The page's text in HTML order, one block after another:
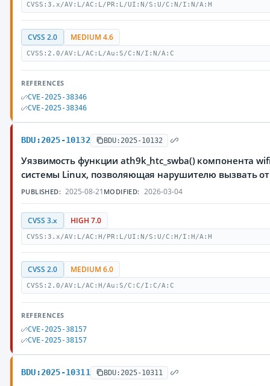
CVSS:3.x/AV:L/AC:L/PR:L/UI:N/S:U/C:N/I:N/A:H
CVSS 2.0 MEDIUM 4.6
CVSS:2.0/AV:L/AC:L/Au:S/C:N/I:N/A:C
REFERENCES
CVE-2025-38346
CVE-2025-38346
BDU:2025-10132 BDU:2025-10132
Уязвимость функции ath9k_htc_swba() компонента
системы Linux, позволяющая нарушителю вызвать
PUBLISHED: 2025-08-21 MODIFIED: 2026-03-04
CVSS 3.x HIGH 7.0
CVSS:3.x/AV:L/AC:H/PR:L/UI:N/S:U/C:H/I:H/A:H
CVSS 2.0 MEDIUM 6.0
CVSS:2.0/AV:L/AC:H/Au:S/C:C/I:C/A:C
REFERENCES
CVE-2025-38157
CVE-2025-38157
BDU:2025-10311 BDU:2025-10311